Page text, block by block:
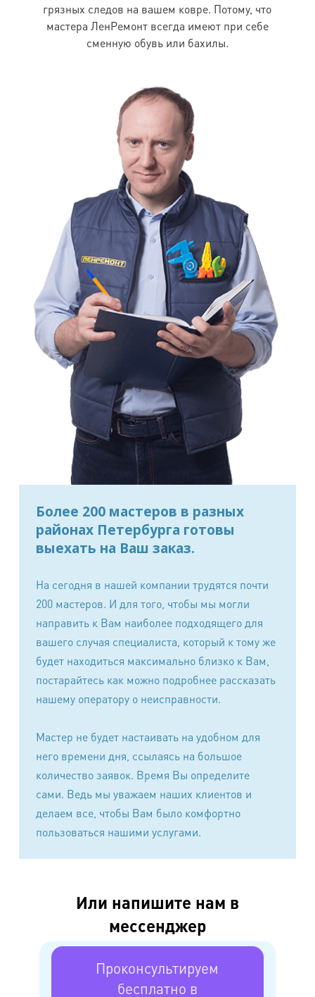
Подушка пух-перо 45х45 см
460 руб.
Подушка пух-перо 30х40 см
460 руб.
В случае изготовления из 2-х подушек одной считается
стоимость за 1 изделие.
Ручная чистка обуви и сумок
Наименование работ
Кошелек, клатч, сумочка (кожа, замша)
2500 руб.
Кошелек, клатч, сумочка (текстиль, иск.кожа)
1200 руб.
Ремень (кожа, замша)
2000 руб.
Сумка, портфель, рюкзак (25-50 см) кожа, замша
4500 руб.
Сумка, портфель, рюкзак (25-50 см) текстиль,
иск.кожа
2000 руб.
Дорожная сумка, саквояж (кожа, замша)
6000 руб.
Дорожная сумка, саквояж (текстиль, иск.кожа)
Кроссовки (кожа, замша)
Кроссовки (текстиль, иск.кожа)
Туфли (кожа, замша)
Туфли (текстиль, иск.кожа)
2000 руб.
Босоножки, сабо (кожа, замша)
Босоножки, сабо (текстиль, иск.кожа)
Ботинки (текстиль, иск.кожа)
2000 руб.
Полусапоги, ботильоны (кожа, замша)
3400 руб.
Наценка за сложность обработки*:
В случае комбинированного изделия текстиль и
кожаного изделия.
Для изделий из экзотических кож (крокодил, страус,
скат, слон, змея и.т.д.) - наценка на химчистку 100%.
Сложными считаются изделия с контрастными
цветами, комбинированными материалами, а также
при сильном загрязнении изделия, требующем
дополнительной индивидуальной обработки
повреждения лицевого покрытия (глубокие царапины)
Озонирование
грязных следов на вашем ковре. Потому, что
мастера ЛенРемонт всегда имеют при себе
сменную обувь или бахилы.
Более 200 мастеров в разных
районах Петербурга готовы
выехать на Ваш заказ.
На сегодня в нашей компании трудятся почти
200 мастеров. И для того, чтобы мы могли
направить к Вам наиболее подходящего для
вашего случая специалиста, который к тому же
будет находиться максимально близко к Вам,
постарайтесь как можно подробнее рассказать
нашему оператору о неисправности.
Мастер не будет настаивать на удобном для
него времени дня, ссылаясь на большое
количество заявок. Время Вы определите
сами. Ведь мы уважаем наших клиентов и
делаем все, чтобы Вам было комфортно
пользоваться нашими услугами.
Или напишите нам в
мессенджер
Проконсультируем
бесплатно в